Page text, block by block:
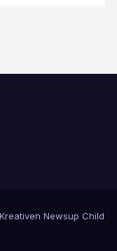
Newsup Child